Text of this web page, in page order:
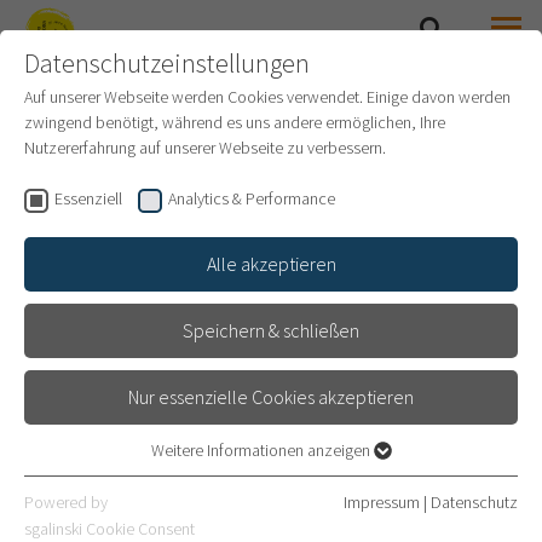
SAMMLUNG PRINZHORN
IST DER KAPITALISMUS DIE
WURZEL PSYCHISCHER
ERKRANKUNGEN? DAS
SOZIALISTISCHE
PATIENTENKOLLEKTIV (SPK)
UND SEINE GESCHICHTE
PODIUMSDISKUSSION
Datenschutzeinstellungen
Auf unserer Webseite werden Cookies verwendet. Einige davon werden
zwingend benötigt, während es uns andere ermöglichen, Ihre
Nutzererfahrung auf unserer Webseite zu verbessern.
Essenziell Analytics & Performance
Alle akzeptieren
Speichern & schließen
Nur essenzielle Cookies akzeptieren
Essenzielle Cookies werden für grundlegende Funktionen der
Webseite benötigt. Dadurch ist gewährleistet, dass die Webseite
Weitere Informationen anzeigen
Powered by
sgalinski Cookie Consent
Impressum | Datenschutz